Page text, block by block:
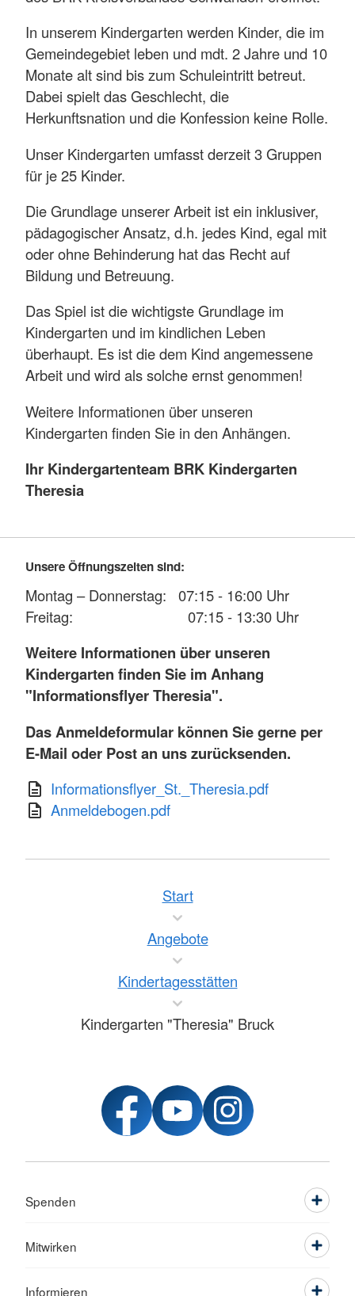
In unserem Kindergarten werden Kinder, die im
Gemeindegebiet leben und mdt. 2 Jahre und 10
Monate alt sind bis zum Schuleintritt betreut.
Dabei spielt das Geschlecht, die
Herkunftsnation und die Konfession keine Rolle.
Unser Kindergarten umfasst derzeit 3 Gruppen
für je 25 Kinder.
Die Grundlage unserer Arbeit ist ein inklusiver,
pädagogischer Ansatz, d.h. jedes Kind, egal mit
oder ohne Behinderung hat das Recht auf
Bildung und Betreuung.
Das Spiel ist die wichtigste Grundlage im
Kindergarten und im kindlichen Leben
überhaupt. Es ist die dem Kind angemessene
Arbeit und wird als solche ernst genommen!
Weitere Informationen über unseren
Kindergarten finden Sie in den Anhängen.
Ihr Kindergartenteam BRK Kindergarten
Theresia
Unsere Öffnungszeiten sind:
Montag – Donnerstag: 07:15 - 16:00 Uhr
Freitag: 07:15 - 13:30 Uhr
Weitere Informationen über unseren
Kindergarten finden Sie im Anhang
"Informationsflyer Theresia".
Das Anmeldeformular können Sie gerne per
E-Mail oder Post an uns zurücksenden.
Informationsflyer_St._Theresia.pdf
Anmeldebogen.pdf
Start
Angebote
Kindertagesstätten
Kindergarten "Theresia" Bruck
Spenden
Mitwirken
Informieren